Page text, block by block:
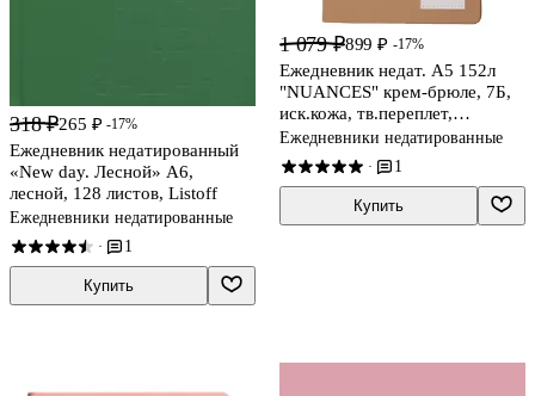
318 ₽265 ₽ -17%
Ежедневник недатированный
«New day. Лесной» А6,
лесной, 128 листов, Listoff
Ежедневники недатированные
· 1
Купить
1 079 ₽899 ₽ -17%
Ежедневник недат. А5 152л
"NUANCES" крем-брюле, 7Б,
иск.кожа, тв.переплет,
тонир.блок, нашивка с
тисн.фольгой, скругл.углы,
ляссе, инд.уп
Ежедневники недатированные
· 1
Купить